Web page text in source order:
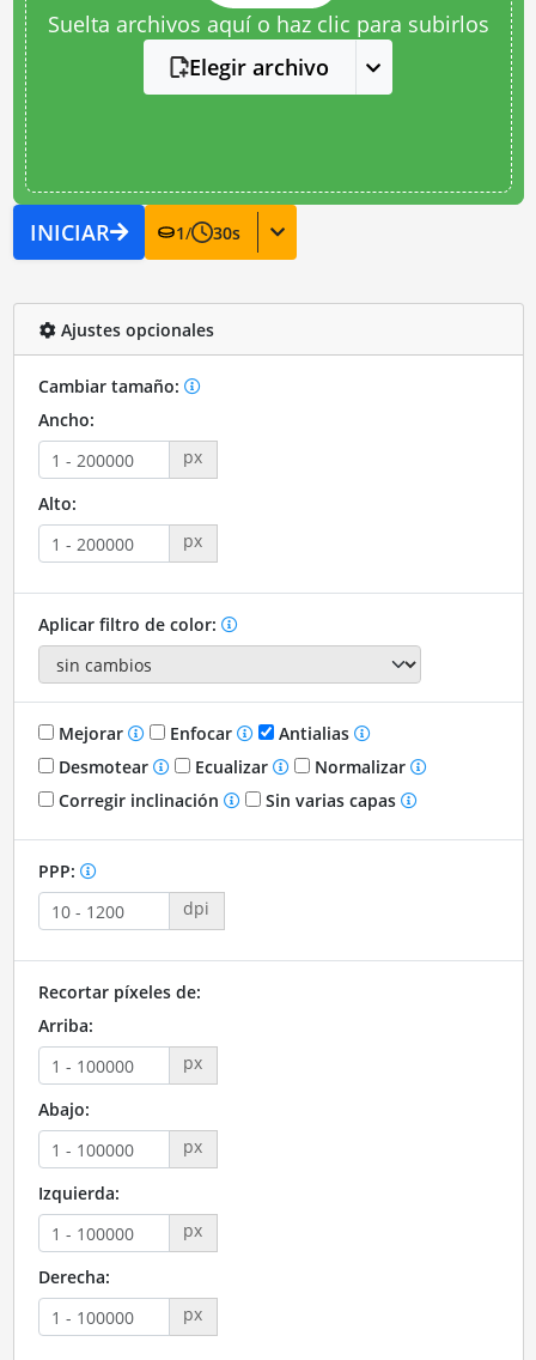
Suelta archivos aquí o haz clic para subirlos
Elegir archivo
INICIAR 1/ 30s
Ajustes opcionales
Cambiar tamaño:
Ancho:
px
Alto:
px
Aplicar filtro de color:
Mejorar Enfocar
Antialias
Desmotear
Ecualizar
Normalizar
Corregir inclinación
Sin varias capas
PPP:
dpi
Recortar píxeles de:
Arriba:
px
Abajo:
px
Izquierda:
px
Derecha:
px